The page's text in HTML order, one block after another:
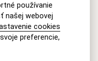
používanie
našej webovej
cookies
preferencie,